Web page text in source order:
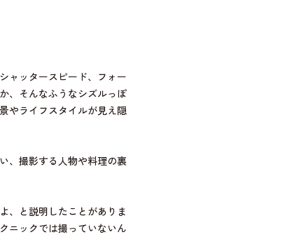
ャッタースピード、フォー
、そんなふうなシズルっぽ
やライフスタイルが見え隠
、撮影する人物や料理の裏
、と説明したことがありま
ニックでは撮っていないん